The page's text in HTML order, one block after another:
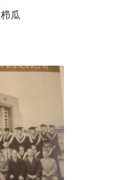
瓜